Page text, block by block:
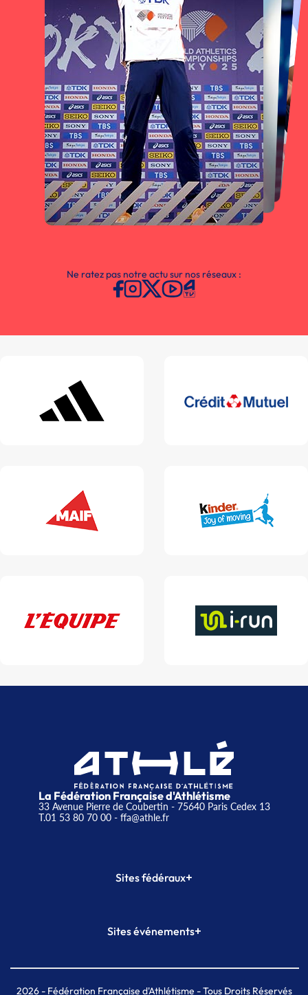
Ne ratez pas notre actu sur nos réseaux :
La Fédération Française d'Athlétisme
33 Avenue Pierre de Coubertin - 75640 Paris Cedex 13
T.01 53 80 70 00- ffa@athle.fr
Sites fédéraux+
Plateforme Formation
Sites événements+
Meeting de Paris indoor
MAIF Ekiden de Paris
2026- Fédération Française d'Athlétisme - Tous Droits Réservés